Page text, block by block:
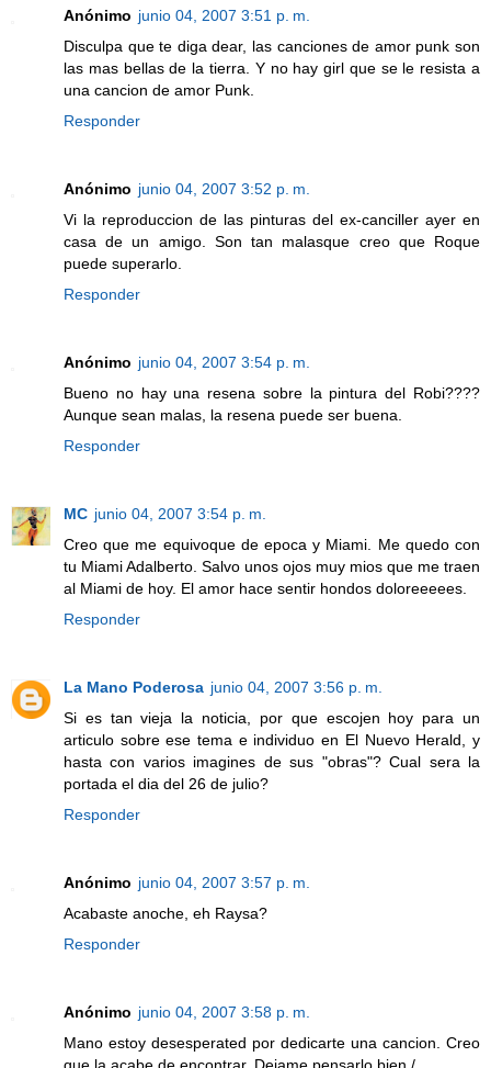
Anónimo junio 04, 2007 3:51 p. m.
Disculpa que te diga dear, las canciones de amor punk son
las mas bellas de la tierra. Y no hay girl que se le resista a
una cancion de amor Punk.
Responder
Anónimo junio 04, 2007 3:52 p. m.
Vi la reproduccion de las pinturas del ex-canciller ayer en
casa de un amigo. Son tan malasque creo que Roque
puede superarlo.
Responder
Anónimo junio 04, 2007 3:54 p. m.
Bueno no hay una resena sobre la pintura del Robi????
Aunque sean malas, la resena puede ser buena.
Responder
MC junio 04, 2007 3:54 p. m.
Creo que me equivoque de epoca y Miami. Me quedo con
tu Miami Adalberto. Salvo unos ojos muy mios que me traen
al Miami de hoy. El amor hace sentir hondos doloreeeees.
Responder
La Mano Poderosa junio 04, 2007 3:56 p. m.
Si es tan vieja la noticia, por que escojen hoy para un
articulo sobre ese tema e individuo en El Nuevo Herald, y
hasta con varios imagines de sus "obras"? Cual sera la
portada el dia del 26 de julio?
Responder
Anónimo junio 04, 2007 3:57 p. m.
Acabaste anoche, eh Raysa?
Responder
Anónimo junio 04, 2007 3:58 p. m.
Mano estoy desesperated por dedicarte una cancion. Creo